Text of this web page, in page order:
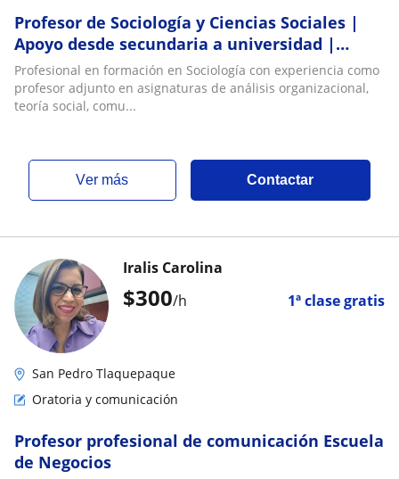
Profesor de Sociología y Ciencias Sociales |
Apoyo desde secundaria a universidad |
Orientación vocacional, redacción y
pensamient
Profesional en formación en Sociología con experiencia como
profesor adjunto en asignaturas de análisis organizacional,
teoría social, comu...
ver más Contactar
$300/h 1ª clase gratis
Iralis Carolina
San Pedro Tlaquepaque
Oratoria y comunicación
Profesor profesional de comunicación Escuela
de Negocios